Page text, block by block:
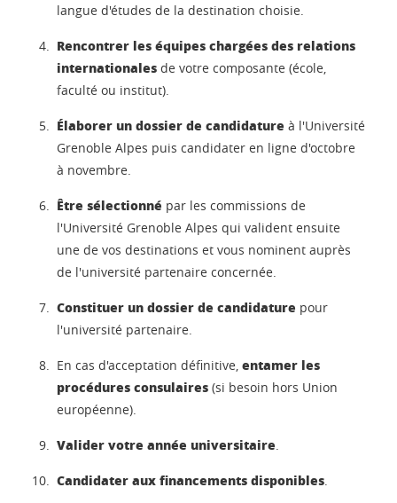
langue d'études de la destination choisie.
Rencontrer les équipes chargées des relations
internationales de votre composante (école,
faculté ou institut).
Élaborer un dossier de candidature à l'Université
Grenoble Alpes puis candidater en ligne d'octobre
à novembre.
Être sélectionné par les commissions de
l'Université Grenoble Alpes qui valident ensuite
une de vos destinations et vous nominent auprès
de l'université partenaire concernée.
Constituer un dossier de candidature pour
l'université partenaire.
En cas d'acceptation définitive, entamer les
procédures consulaires (si besoin hors Union
européenne).
Valider votre année universitaire
Candidater aux financements disponibles